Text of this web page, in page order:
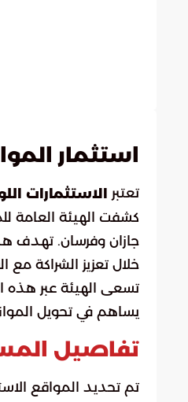
استثمار
تعتبر الاستثمارات
جازان وفرسان. تهدف
خلال تعزيز الشراكة
تسعى الهيئة عبر هذه
يساهم في تحويل
تفاصيل
تم تحديد المواقع